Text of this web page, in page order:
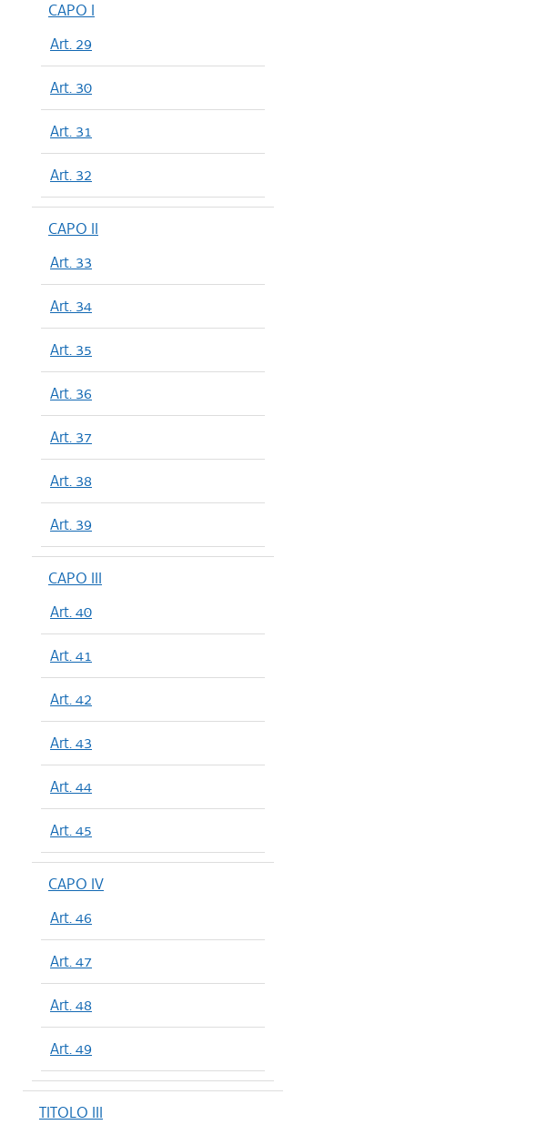
CAPO I
Art. 29
Art. 30
Art. 31
Art. 32
CAPO II
Art. 33
Art. 34
Art. 35
Art. 36
Art. 37
Art. 38
Art. 39
CAPO III
Art. 40
Art. 41
Art. 42
Art. 43
Art. 44
Art. 45
CAPO IV
Art. 46
Art. 47
Art. 48
Art. 49
TITOLO III